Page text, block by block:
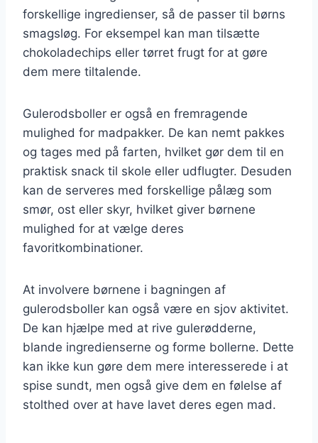
forskellige ingredienser, så de passer til børns
smagsløg. For eksempel kan man tilsætte
chokoladechips eller tørret frugt for at gøre
dem mere tiltalende.
Gulerodsboller er også en fremragende
mulighed for madpakker. De kan nemt pakkes
og tages med på farten, hvilket gør dem til en
praktisk snack til skole eller udflugter. Desuden
kan de serveres med forskellige pålæg som
smør, ost eller skyr, hvilket giver børnene
mulighed for at vælge deres
favoritkombinationer.
At involvere børnene i bagningen af
gulerodsboller kan også være en sjov aktivitet.
De kan hjælpe med at rive gulerødderne,
blande ingredienserne og forme bollerne. Dette
kan ikke kun gøre dem mere interesserede i at
spise sundt, men også give dem en følelse af
stolthed over at have lavet deres egen mad.